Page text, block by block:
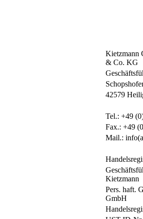
Kietzmann
& Co. KG
42579
Tel.: +49
Fax.: +49
Mail.:
Kietzmann
Pers. haft.
GmbH